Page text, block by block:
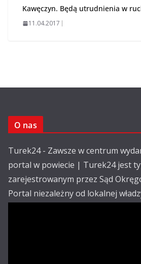
Kawęczyn. Będą utrudnienia w
11.04.2017
O nas
Turek24 - Zawsze w centrum
portal w powiecie | Turek24 jest
zarejestrowanym przez Sąd
Portal niezależny od lokalnej